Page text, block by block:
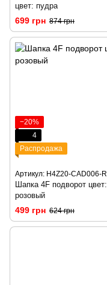
цвет: пудра
699 грн 874 грн
−20%
4
Распродажа
Артикул: H4Z20-CAD006-R
Шапка 4F подворот цвет:
розовый
499 грн 624 грн